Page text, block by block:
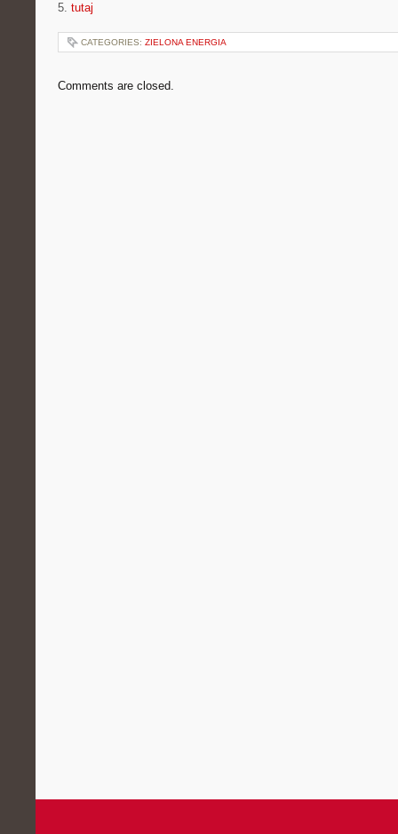
5. tutaj
CATEGORIES: ZIELONA ENERGIA
Comments are closed.